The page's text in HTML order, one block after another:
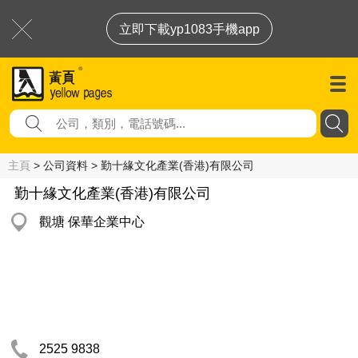
立即下載yp1083手機app
主頁 > 公司資料 > 勤十緣文化產業(香港)有限公司
勤十緣文化產業(香港)有限公司
觀塘 保華企業中心
2525 9838